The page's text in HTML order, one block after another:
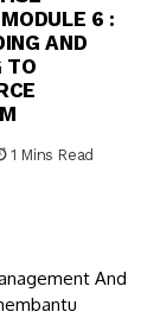
6 :
AND
TO
1 Mins Read
And